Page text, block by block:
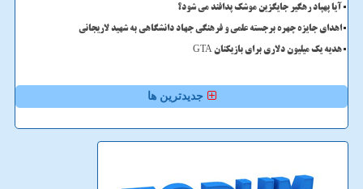
آیا پهپاد رهگیر جایگزین موشک پدافند می شود؟
اهدای جایزه چهره برجسته علمی و فرهنگی جهاد دانشگاهی به شهید لاریجانی
هدیه یک میلیون دلاری برای بازیکنان GTA
جدیدترین ها